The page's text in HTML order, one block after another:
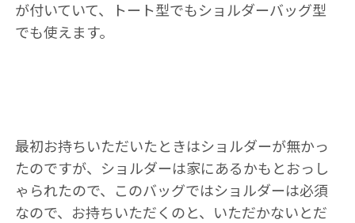
が付いていて、トート型でもショルダーバッグ型
でも使えます。
最初お持ちいただいたときはショルダーが無かっ
たのですが、ショルダーは家にあるかもとおっし
ゃられたので、このバッグではショルダーは必須
なので、お持ちいただくのと、いただかないとだ